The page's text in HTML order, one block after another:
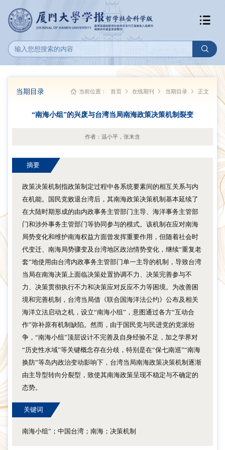
当期目录 当前位置： 首页 在线期刊 当期目录 正文
“南海小组”的兴废与台湾当局南海政策决策机制裂变
作者：温小平，张末含
摘要
政策决策机制指政策制定过程中各系统要素间的相互关系与内
在机能。国民党败退台湾后，其南海政策决策机制基本延续了
在大陆时期形成的由内政事务主管部门主导、海洋事务主管部
门和涉外事务主管部门等协同参与的模式。该机制在应对南海
局势变化和维护南海权益方面曾发挥重要作用，但随着社会时
代变迁、南海局势骤变及台湾地区政治情势变化，继续“重复老
套”地使用由台湾内政事务主管部门单一主导的机制，导致台湾
当局在南海决策上面临决策处置协调不力、决策完善参与不
力、决策贯彻执行不力和决策应对反应不力等困境。为改善困
境和完善机制，台湾当局借《联合国海洋法公约》公布及相关
海洋立法启动之机，设立“南海小组”，意图通过各方“互动合
作”弥补原有机制缺陷。然而，由于国民党与民进党的党派纷
争，“南海小组”顶层设计不完善及自身经验不足，加之学界对
“历史性水域”等关键概念存在分歧，特别是在“保七南巡”“南海
换防”等岛内政治变动影响下，台湾当局南海政策决策机制逐渐
由主导型转向分裂型，致使其南海政策呈现不稳定与不确定的
态势。
关键词
南海小组”；中国台湾；南海；决策机制